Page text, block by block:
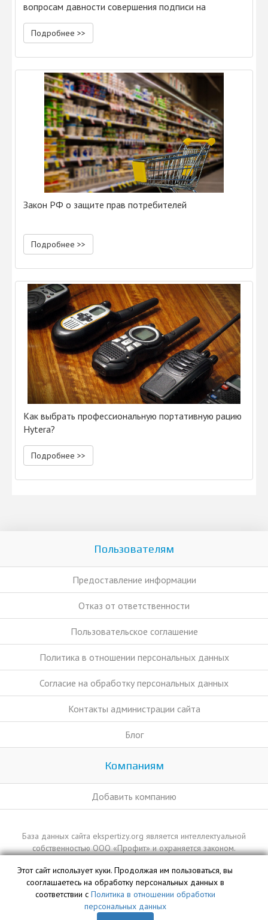
вопросам давности совершения подписи на
документах
Подробнее >>
Закон РФ о защите прав потребителей
Подробнее >>
Как выбрать профессиональную портативную рацию
Hytera?
Подробнее >>
Пользователям
Предоставление информации
Отказ от ответственности
Пользовательское соглашение
Политика в отношении персональных данных
Согласие на обработку персональных данных
Контакты администрации сайта
Блог
Компаниям
Добавить компанию
База данных сайта ekspertizy.org является интеллектуальной
собственностью ООО «Профит» и охраняется законом.
Этот сайт использует куки. Продолжая им пользоваться, вы
сооглашаетесь на обработку персональных данных в
соответствии с Политика в отношении обработки
персональных данных